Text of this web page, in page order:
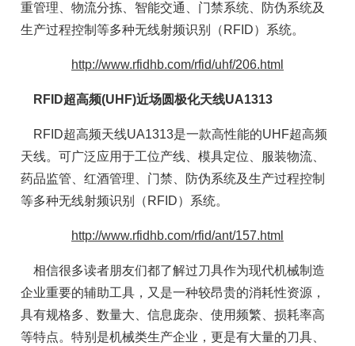
重管理、物流分拣、智能交通、门禁系统、防伪系统及
生产过程控制等多种无线射频识别（RFID）系统。
http://www.rfidhb.com/rfid/uhf/206.html
RFID超高频(UHF)近场圆极化天线UA1313
RFID超高频天线UA1313是一款高性能的UHF超高频
天线。可广泛应用于工位产线、模具定位、服装物流、
药品监管、红酒管理、门禁、防伪系统及生产过程控制
等多种无线射频识别（RFID）系统。
http://www.rfidhb.com/rfid/ant/157.html
相信很多读者朋友们都了解过刀具作为现代机械制造
企业重要的辅助工具，又是一种较昂贵的消耗性资源，
具有规格多、数量大、信息庞杂、使用频繁、损耗率高
等特点。特别是机械类生产企业，更是有大量的刀具、